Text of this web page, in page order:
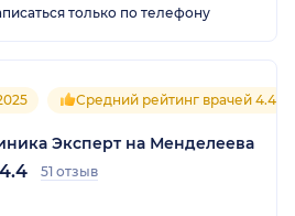
только по телефону
Средний рейтинг врачей 4.4
Эксперт на Менделеева
4.4 51 отзыв